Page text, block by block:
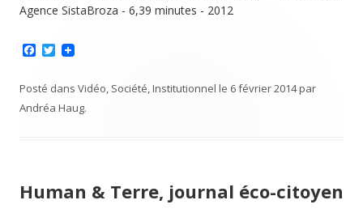
Agence SistaBroza - 6,39 minutes - 2012
a
e
b
o
T
w
t
t
e
Posté dans Vidéo, Société,Institutionnel le 6 février 2014par
Andréa Haug.
Human & Terre, journal éco-citoyen